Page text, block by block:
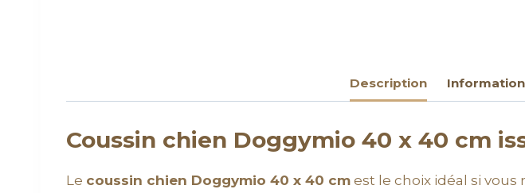
Description
Coussin chien Doggymio 40 x 40 cm
Le coussin chien Doggymio 40 x 40 cm est le choix idéal si